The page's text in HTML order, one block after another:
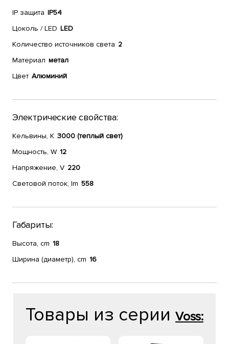
IP защита IP54
Цоколь / LED LED
Количество источников света 2
Материал метал
Цвет Алюминий
Электрические свойства:
Кельвины, К 3000 (теплый свет)
Мощность, W 12
Напряжение, V 220
Световой поток, lm 558
Габариты:
Высота, cm 18
Ширина (диаметр), cm 16
Товары из серии Voss: